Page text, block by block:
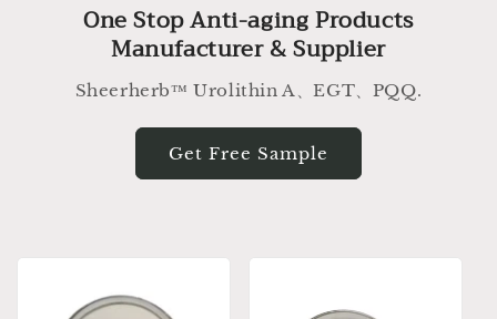
One Stop Anti-aging Products
Manufacturer & Supplier
Sheerherb™ Urolithin A、EGT、PQQ.
Get Free Sample